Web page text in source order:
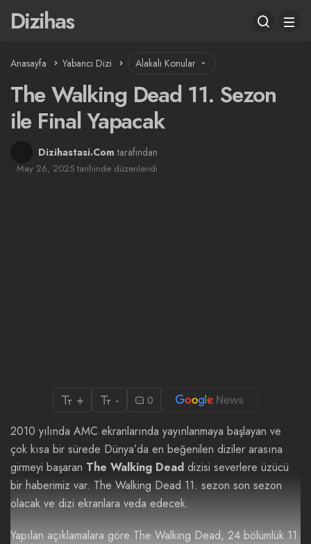
Dizihas
Anasayfa Yabancı Dizi Alakalı Konular
The Walking Dead 11. Sezon
ile Final Yapacak
Dizihastasi.Com tarafından
May 26, 2025 tarihinde düzenlendi
+ - 0
2010 yılında AMC ekranlarında yayınlanmaya başlayan ve
çok kısa bir sürede Dünya’da en beğenilen diziler arasına
girmeyi başaran The Walking Dead dizisi severlere üzücü
bir haberimiz var. The Walking Dead 11. sezon son sezon
olacak ve dizi ekranlara veda edecek.
Yapılan açıklamalara göre The Walking Dead, 24 bölümlük 11.